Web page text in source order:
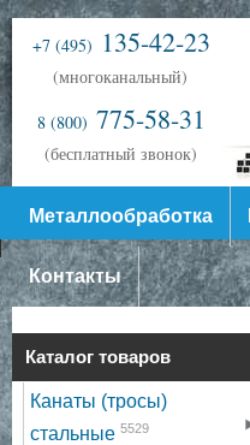
+7 (495) 135-42-23
(многоканальный)
8 (800) 775-58-31
(бесплатный звонок)
Металлообработка
Контакты
Каталог товаров
Канаты (тросы)
стальные 5529